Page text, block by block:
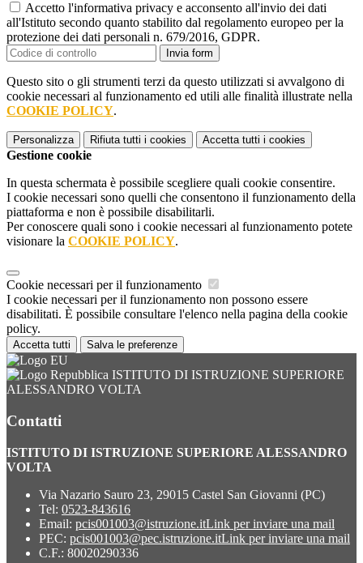
Accetto l'informativa privacy e acconsento all'invio dei dati
all'Istituto secondo quanto stabilito dal regolamento europeo per la
protezione dei dati personali n. 679/2016, GDPR.
Invia form
Questo sito o gli strumenti terzi da questo utilizzati si avvalgono di
cookie necessari al funzionamento ed utili alle finalità illustrate nella
COOKIE POLICY.
Personalizza Rifiuta tutti i cookies Accetta tutti i cookies
Gestione cookie
In questa schermata è possibile scegliere quali cookie consentire.
I cookie necessari sono quelli che consentono il funzionamento della
piattaforma e non è possibile disabilitarli.
Per conoscere quali sono i cookie necessari al funzionamento potete
visionare la COOKIE POLICY.
Cookie necessari per il funzionamento
I cookie necessari per il funzionamento non possono essere
disabilitati. È possibile consultare l'elenco nella pagina della cookie
policy.
Accetta tutti Salva le preferenze
ISTITUTO DI ISTRUZIONE SUPERIORE
ALESSANDRO VOLTA
Contatti
ISTITUTO DI ISTRUZIONE SUPERIORE ALESSANDRO
VOLTA
Via Nazario Sauro 23, 29015 Castel San Giovanni (PC)
Tel: 0523-843616
Email: pcis001003@istruzione.itLink per inviare una mail
PEC: pcis001003@pec.istruzione.itLink per inviare una mail
C.F.: 80020290336